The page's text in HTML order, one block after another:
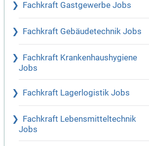
Fachkraft Gastgewerbe Jobs
Fachkraft Gebäudetechnik Jobs
Fachkraft Krankenhaushygiene
Jobs
Fachkraft Lagerlogistik Jobs
Fachkraft Lebensmitteltechnik
Jobs